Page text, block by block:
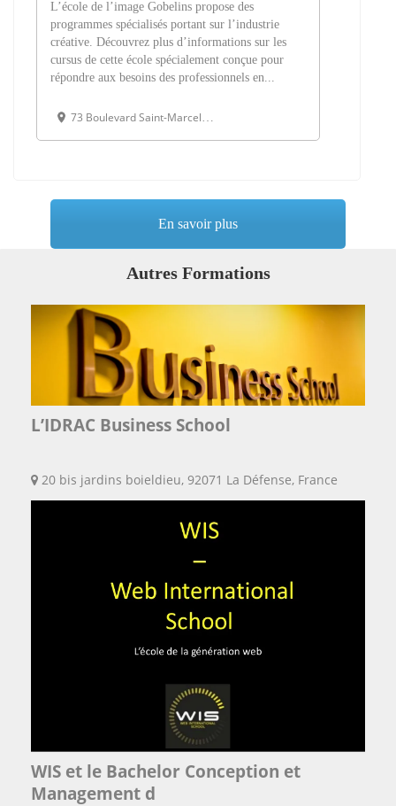
L’école de l’image Gobelins propose des
programmes spécialisés portant sur l’industrie
créative. Découvrez plus d’informations sur les
cursus de cette école spécialement conçue pour
répondre aux besoins des professionnels en...
73 Boulevard Saint-Marcel, 75013 Paris, France
En savoir plus
Autres Formations
L’IDRAC Business School
20 bis jardins boieldieu, 92071 La Défense, France
WIS et le Bachelor Conception et
Management d